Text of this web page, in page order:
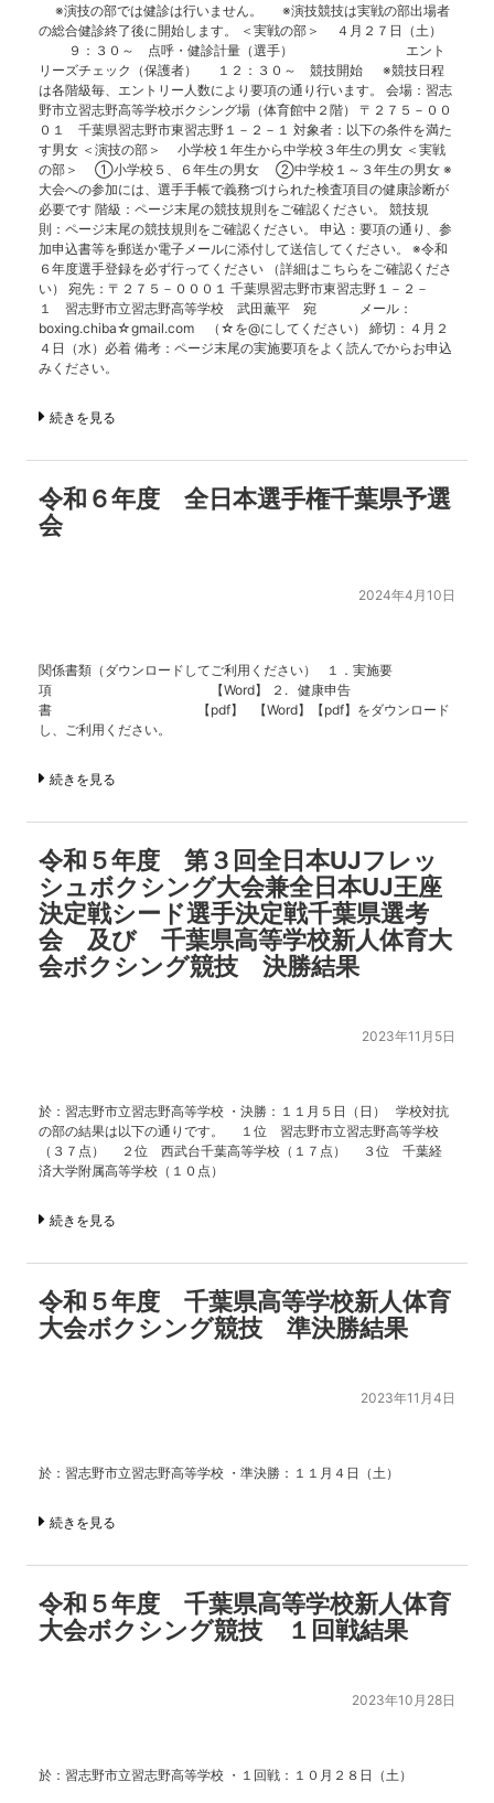
※演技の部では健診は行いません。 ※演技競技は実戦の部出場者
の総合健診終了後に開始します。 ＜実戦の部＞ ４月２７日（土）
９：３０～ 点呼・健診計量（選手） エント
リーズチェック（保護者） １２：３０～ 競技開始 ※競技日程
は各階級毎、エントリー人数により要項の通り行います。 会場：習志
野市立習志野高等学校ボクシング場（体育館中２階） 〒２７５－００
０１ 千葉県習志野市東習志野１－２－１ 対象者：以下の条件を満た
す男女 ＜演技の部＞ 小学校１年生から中学校３年生の男女 ＜実戦
の部＞ ①小学校５、６年生の男女 ②中学校１～３年生の男女 ※
大会への参加には、選手手帳で義務づけられた検査項目の健康診断が
必要です 階級：ページ末尾の競技規則をご確認ください。 競技規
則：ページ末尾の競技規則をご確認ください。 申込：要項の通り、参
加申込書等を郵送か電子メールに添付して送信してください。 ※令和
６年度選手登録を必ず行ってください （詳細はこちらをご確認くださ
い） 宛先：〒２７５－０００１ 千葉県習志野市東習志野１－２－
１ 習志野市立習志野高等学校 武田薫平 宛 メール：
boxing.chiba☆gmail.com （☆を@にしてください） 締切：４月２
４日（水）必着 備考：ページ末尾の実施要項をよく読んでからお申込
みください。
続きを見る
令和６年度 全日本選手権千葉県予選
会
2024年4月10日
関係書類（ダウンロードしてご利用ください） １．実施要
項 【Word】 ２. 健康申告
書 【pdf】 【Word】【pdf】をダウンロード
し、ご利用ください。
続きを見る
令和５年度 第３回全日本UJフレッ
シュボクシング大会兼全日本UJ王座
決定戦シード選手決定戦千葉県選考
会 及び 千葉県高等学校新人体育大
会ボクシング競技 決勝結果
2023年11月5日
於：習志野市立習志野高等学校 ・決勝：１１月５日（日） 学校対抗
の部の結果は以下の通りです。 １位 習志野市立習志野高等学校
（３７点） ２位 西武台千葉高等学校（１７点） ３位 千葉経
済大学附属高等学校（１０点）
続きを見る
令和５年度 千葉県高等学校新人体育
大会ボクシング競技 準決勝結果
2023年11月4日
於：習志野市立習志野高等学校 ・準決勝：１１月４日（土）
続きを見る
令和５年度 千葉県高等学校新人体育
大会ボクシング競技 １回戦結果
2023年10月28日
於：習志野市立習志野高等学校 ・１回戦：１０月２８日（土）